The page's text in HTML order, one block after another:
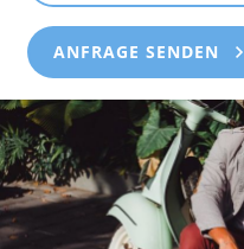
ANFRAGE SENDEN